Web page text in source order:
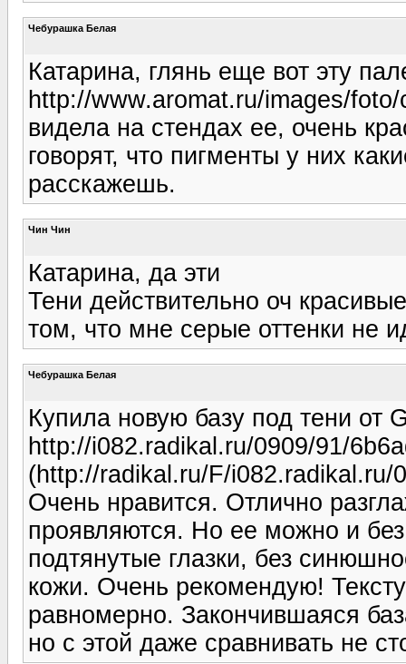
Чебурашка Белая
Катарина, глянь еще вот эту
http://www.aromat.ru/images/
видела на стендах ее, очень
говорят, что пигменты у них
расскажешь.
Чин Чин
Катарина, да эти
Тени действительно оч
том, что мне серые оттенки не
Чебурашка Белая
Купила новую базу под тени от
http://i082.radikal.ru/0909/91/
(http://radikal.ru/F/i082.radikal.ru/
Очень нравится. Отлично
проявляются. Но ее можно и
подтянутые глазки, без
кожи. Очень рекомендую!
равномерно. Закончившаяся
но с этой даже сравнивать не